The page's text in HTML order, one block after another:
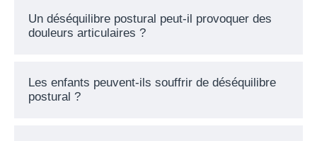
Un déséquilibre postural peut-il provoquer des
douleurs articulaires ?
Les enfants peuvent-ils souffrir de déséquilibre
postural ?